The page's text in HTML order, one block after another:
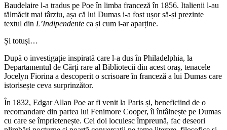
Baudelaire l-a tradus pe Poe în limba franceză în 1856. Italienii l-au
tălmăcit mai târziu, așa că lui Dumas i-a fost ușor să-și prezinte
textul din L’Indipendente ca și cum i-ar aparține.
Și totuși…
După o investigație inspirată care l-a dus în Philadelphia, la
Departamentul de Cărți rare al Bibliotecii din acest oraș, tenacele
Jocelyn Fiorina a descoperit o scrisoare în franceză a lui Dumas care
istorisește ceva surprinzător.
În 1832, Edgar Allan Poe ar fi venit la Paris și, beneficiind de o
recomandare din partea lui Fenimore Cooper, îl întâlnește pe Dumas
cu care se împrietenește. Cei doi locuiesc împreună, fac deseori